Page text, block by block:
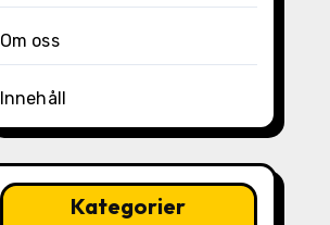
Om oss
Innehåll
Kategorier